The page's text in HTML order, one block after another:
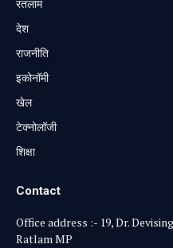
रतलाम
⁠देश
राजनीति
⁠इकोनॉमी
खेल
टेक्नोलॉजी
शिक्षा
Contact
Office address :- 19, Dr.
Ratlam MP